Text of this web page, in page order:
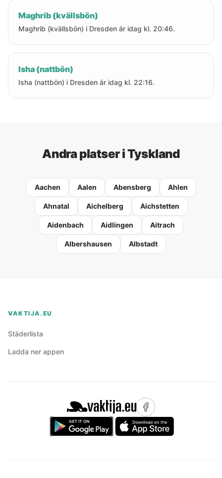
Maghrib (kvällsbön)
Maghrib (kvällsbön) i Dresden är idag kl. 20:46.
Isha (nattbön)
Isha (nattbön) i Dresden är idag kl. 22:16.
Andra platser i Tyskland
Aachen Aalen Abensberg Ahlen
Ahnatal Aichelberg Aichstetten
Aidenbach Aidlingen Aitrach
Albershausen Albstadt
VAKTIJA.EU
Städerlista
Ladda ner appen